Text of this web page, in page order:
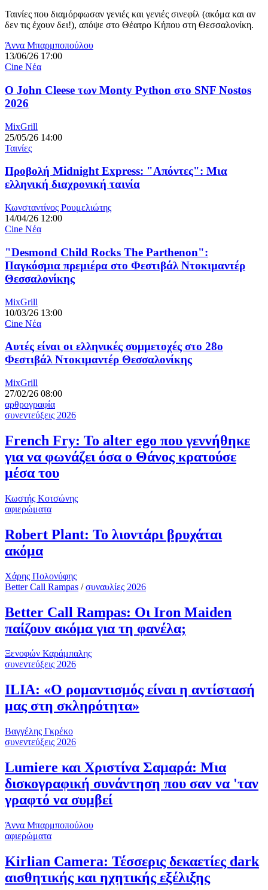
Ταινίες που διαμόρφωσαν γενιές και γενιές σινεφίλ (ακόμα και αν
δεν τις έχουν δει!), απόψε στο Θέατρο Κήπου στη Θεσσαλονίκη.
Άννα Μπαρμποπούλου
13/06/26 17:00
Cine Νέα
O John Cleese των Monty Python στο SNF Nostos
2026
MixGrill
25/05/26 14:00
Ταινίες
Προβολή Midnight Express: "Απόντες": Μια
ελληνική διαχρονική ταινία
Κωνσταντίνος Ρουμελιώτης
14/04/26 12:00
Cine Νέα
"Desmond Child Rocks The Parthenon":
Παγκόσμια πρεμιέρα στο Φεστιβάλ Ντοκιμαντέρ
Θεσσαλονίκης
MixGrill
10/03/26 13:00
Cine Νέα
Αυτές είναι οι ελληνικές συμμετοχές στο 28ο
Φεστιβάλ Ντοκιμαντέρ Θεσσαλονίκης
MixGrill
27/02/26 08:00
αρθρογραφία
συνεντεύξεις 2026
French Fry: Το alter ego που γεννήθηκε
για να φωνάζει όσα ο Θάνος κρατούσε
μέσα του
Κωστής Κοτσώνης
αφιερώματα
Robert Plant: Το λιοντάρι βρυχάται
ακόμα
Χάρης Πολονύφης
Better Call Rampas /συναυλίες 2026
Better Call Rampas: Οι Iron Maiden
παίζουν ακόμα για τη φανέλα;
Ξενοφών Καράμπαλης
συνεντεύξεις 2026
ILIA: «Ο ρομαντισμός είναι η αντίστασή
μας στη σκληρότητα»
Βαγγέλης Γκρέκο
συνεντεύξεις 2026
Lumiere και Χριστίνα Σαμαρά: Μια
δισκογραφική συνάντηση που σαν να 'ταν
γραφτό να συμβεί
Άννα Μπαρμποπούλου
αφιερώματα
Kirlian Camera: Τέσσερις δεκαετίες dark
αισθητικής και ηχητικής εξέλιξης